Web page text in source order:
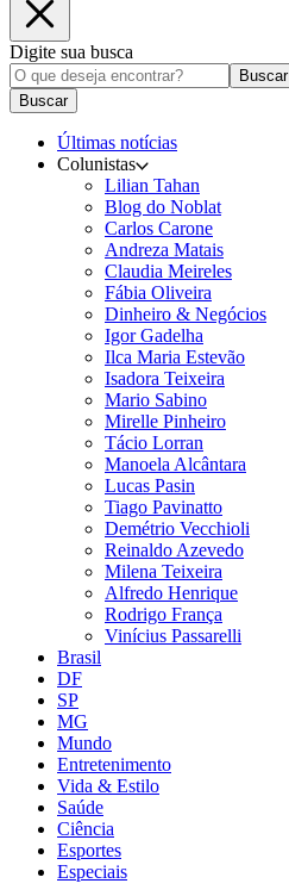
Digite sua busca
Buscar
Buscar
Últimas notícias
Colunistas
Lilian Tahan
Blog do Noblat
Carlos Carone
Andreza Matais
Claudia Meireles
Fábia Oliveira
Dinheiro & Negócios
Igor Gadelha
Ilca Maria Estevão
Isadora Teixeira
Mario Sabino
Mirelle Pinheiro
Tácio Lorran
Manoela Alcântara
Lucas Pasin
Tiago Pavinatto
Demétrio Vecchioli
Reinaldo Azevedo
Milena Teixeira
Alfredo Henrique
Rodrigo França
Vinícius Passarelli
Brasil
DF
SP
MG
Mundo
Entretenimento
Vida & Estilo
Saúde
Ciência
Esportes
Especiais